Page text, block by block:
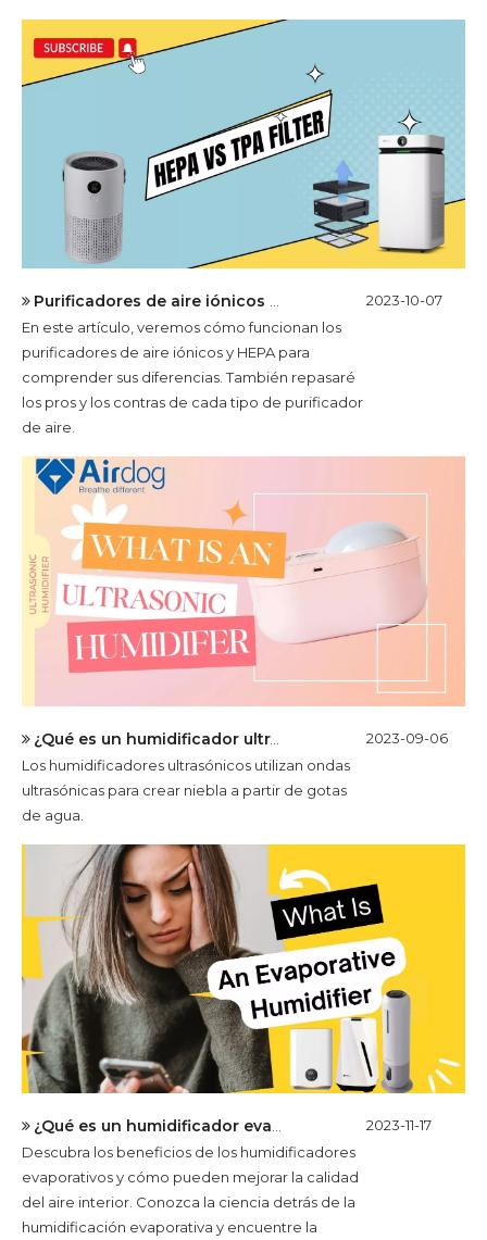
Purificadores de aire iónicos versus purificadores de aire HEPA: ¿cuál es la diferencia?
En este artículo, veremos cómo funcionan los
purificadores de aire iónicos y HEPA para
comprender sus diferencias. También repasaré
los pros y los contras de cada tipo de purificador
de aire.
2023-10-07
¿Qué es un humidificador ultrasónico?
Los humidificadores ultrasónicos utilizan ondas
ultrasónicas para crear niebla a partir de gotas
de agua.
2023-09-06
¿Qué es un humidificador evaporativo?
Descubra los beneficios de los humidificadores
evaporativos y cómo pueden mejorar la calidad
del aire interior. Conozca la ciencia detrás de la
humidificación evaporativa y encuentre la
2023-11-17